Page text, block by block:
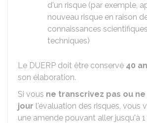
d'un risque (par exemple,
nouveau risque en raison
connaissances
techniques)
Le DUERP doit être conservé 40
son élaboration.
Si vous ne transcrivez pas ou
jour l'évaluation des risques, vous
une amende pouvant aller jusqu'à